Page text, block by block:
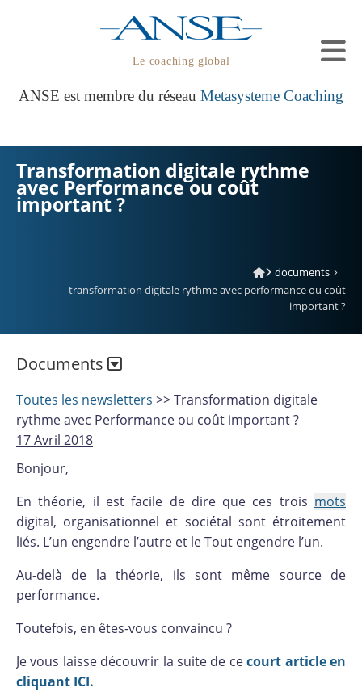
Le coaching global
ANSE est membre du réseau Metasysteme Coaching
Transformation digitale rythme
avec Performance ou coût
important ?
documents
transformation digitale rythme avec performance ou coût
important ?
Documents
Toutes les newsletters >> Transformation digitale
rythme avec Performance ou coût important ?
17 Avril 2018
Bonjour,
En théorie, il est facile de dire que ces trois mots
digital, organisationnel et sociétal sont étroitement
liés. L’un engendre l’autre et le Tout engendre l’un.
Au-delà de la théorie, ils sont même source de
performance.
Toutefois, en êtes-vous convaincu ?
Je vous laisse découvrir la suite de cecourt article en
cliquant ICI.